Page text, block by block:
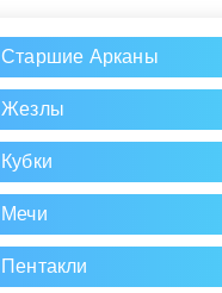
Старшие Арканы
Жезлы
Кубки
Мечи
Пентакли